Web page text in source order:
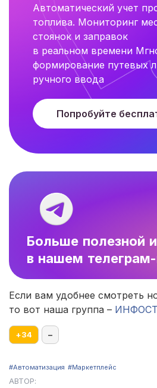
Автоматический учет
топлива. Мониторинг
стоянок и заправок
в реальном времени
формирование путевых
ручного ввода
Попробуйте
Больше полезной
в нашем
Если вам удобнее смотреть
то вот наша группа –
+34 –
#Автоматизация #Маркетплейс
АВТОР: